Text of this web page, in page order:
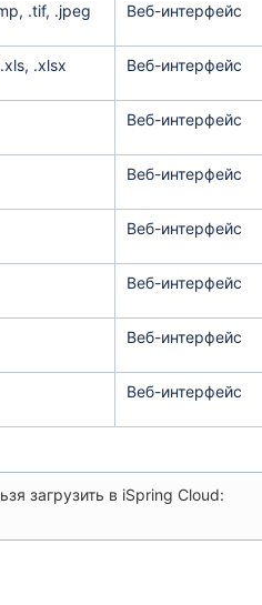
.tif, .jpeg Веб-интерфейс
.xlsx Веб-интерфейс
Веб-интерфейс
Веб-интерфейс
Веб-интерфейс
Веб-интерфейс
Веб-интерфейс
Веб-интерфейс
загрузить в iSpring Cloud: